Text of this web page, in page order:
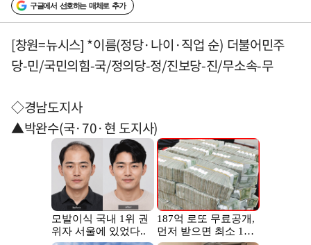
구글에서 선호하는 매체로 추가
[창원=뉴시스] *이름(정당·나이·직업 순) 더불어민주
당-민/국민의힘-국/정의당-정/진보당-진/무소속-무
◇경남도지사
▲박완수(국·70·현 도지사)